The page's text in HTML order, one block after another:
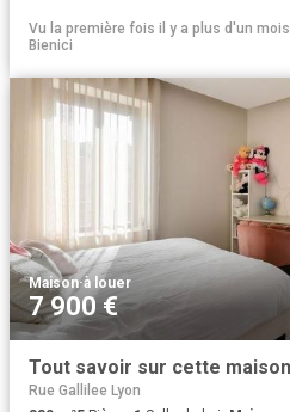
Vu la première fois il y a plus d'un mois
Bienici
Maison·à louer
7 900 €
Rue Gallilee Lyon